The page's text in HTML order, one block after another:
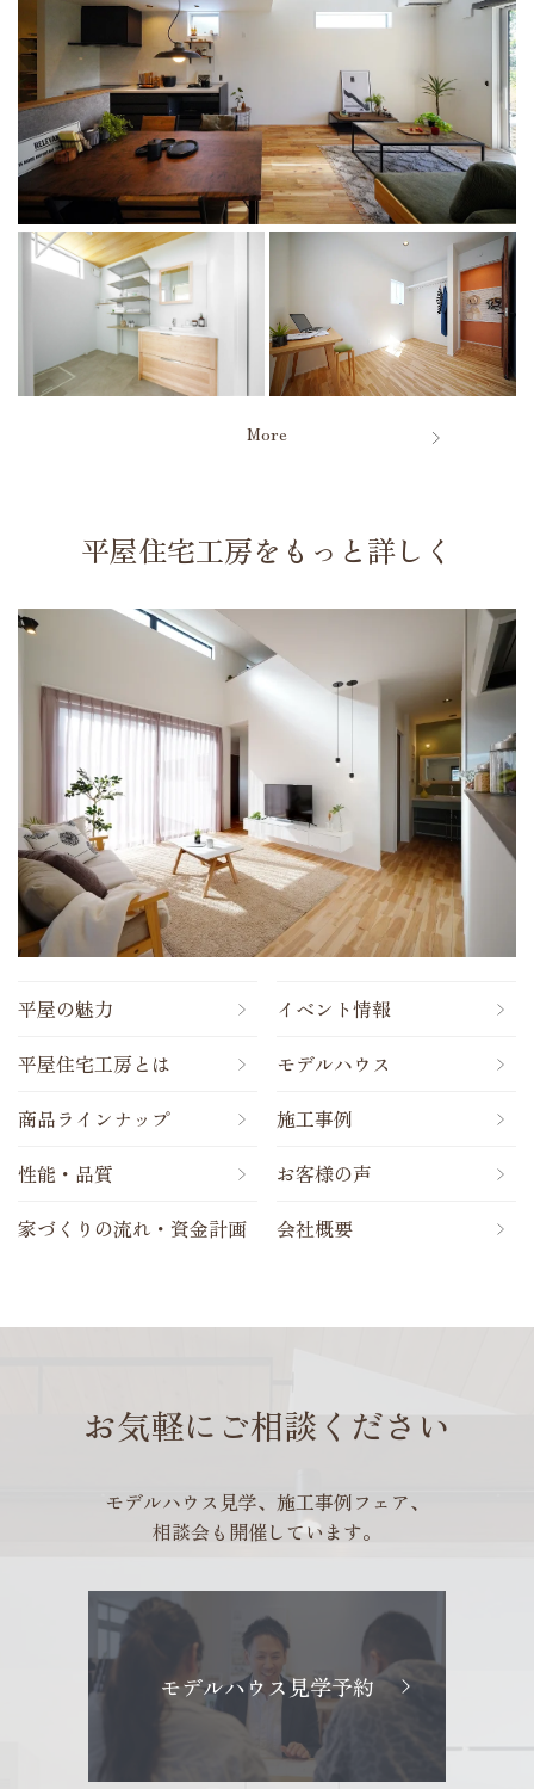
More
平屋住宅工房をもっと詳しく
平屋の魅力
平屋住宅工房とは
商品ラインナップ
性能・品質
家づくりの流れ・資金計画
イベント情報
モデルハウス
施工事例
お客様の声
会社概要
お気軽にご相談ください
モデルハウス見学、施工事例フェア、
相談会も開催しています。
モデルハウス見学予約